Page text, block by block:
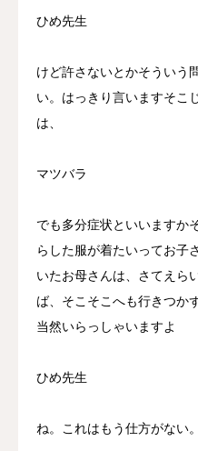
ひめ先生
けど許さないとかそういう
い。はっきり言いますそこ
は、
マツバラ
でも多分症状といいますか
らした服が着たいってお子
いたお母さんは、さてえら
ば、そこそこへも行きつか
当然いらっしゃいますよ
ひめ先生
ね。これはもう仕方がない。